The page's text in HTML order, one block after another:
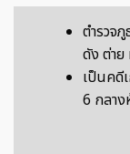
ตำรวจ
ดัง ต่า
เป็นคดี
6 กลา